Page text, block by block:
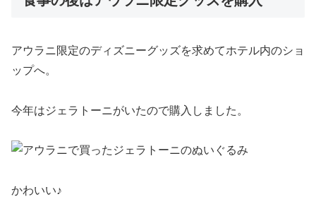
アウラニ限定のディズニーグッズを求めてホテル内のショ
ップへ。
今年はジェラトーニがいたので購入しました。
かわいい♪